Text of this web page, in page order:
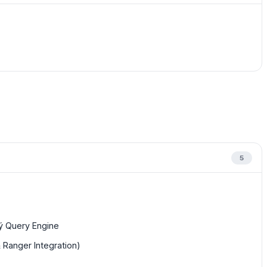
5
Query Engine
Integration)